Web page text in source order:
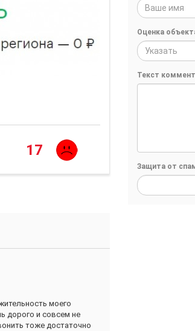
Оценка
Указать
Текст
Защита от
17
моего
дорого и совсем не
тоже достаточно